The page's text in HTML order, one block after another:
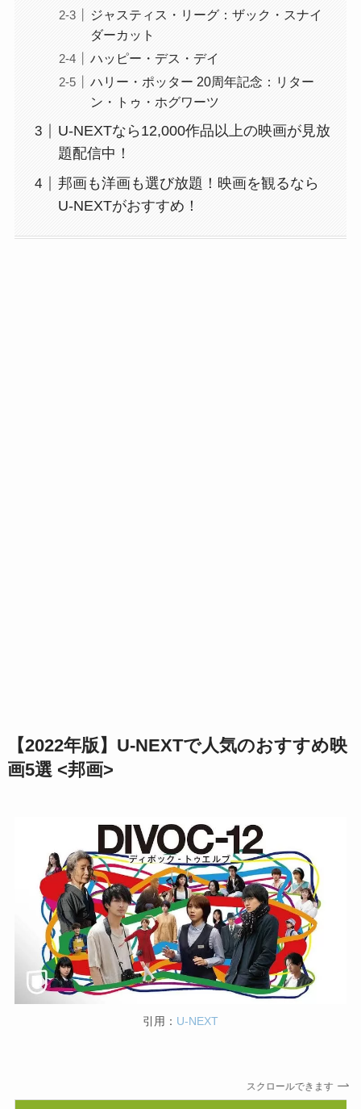
ジャスティス・リーグ：ザック・スナイ
ダーカット
ハッピー・デス・デイ
ハリー・ポッター 20周年記念：リター
ン・トゥ・ホグワーツ
U-NEXTなら12,000作品以上の映画が見放
題配信中！
邦画も洋画も選び放題！映画を観るなら
U-NEXTがおすすめ！
【2022年版】U-NEXTで人気のおすすめ映
画5選 <邦画>
引用： U-NEXT
スクロールできます